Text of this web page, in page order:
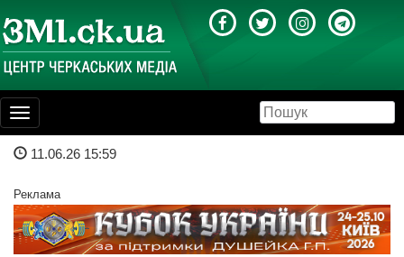
Toggle
navigation
11.06.26 15:59
Реклама